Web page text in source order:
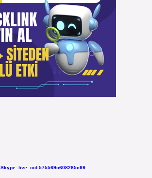
Skype: live:.cid.575569c608265c69